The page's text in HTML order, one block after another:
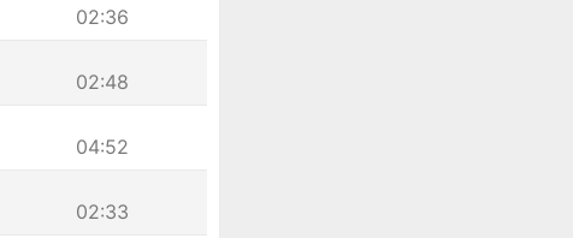
02:36
02:48
04:52
02:33